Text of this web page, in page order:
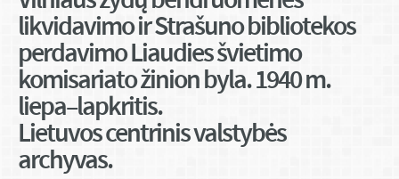
likvidavimo ir Strašuno bibliotekos
perdavimo Liaudies švietimo
komisariato žinion byla. 1940 m.
liepa–lapkritis.
Lietuvos centrinis valstybės
archyvas.